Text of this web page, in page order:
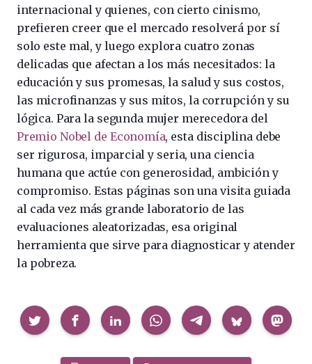
internacional y quienes, con cierto cinismo,
prefieren creer que el mercado resolverá por sí
solo este mal, y luego explora cuatro zonas
delicadas que afectan a los más necesitados: la
educación y sus promesas, la salud y sus costos,
las microfinanzas y sus mitos, la corrupción y su
lógica. Para la segunda mujer merecedora del
Premio Nobel de Economía, esta disciplina debe
ser rigurosa, imparcial y seria, una ciencia
humana que actúe con generosidad, ambición y
compromiso. Estas páginas son una visita guiada
al cada vez más grande laboratorio de las
evaluaciones aleatorizadas, esa original
herramienta que sirve para diagnosticar y atender
la pobreza.
Compartir